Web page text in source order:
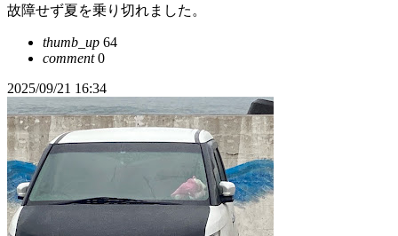
故障せず夏を乗り切れました。
thumb_up 64
comment0
2025/09/21 16:34